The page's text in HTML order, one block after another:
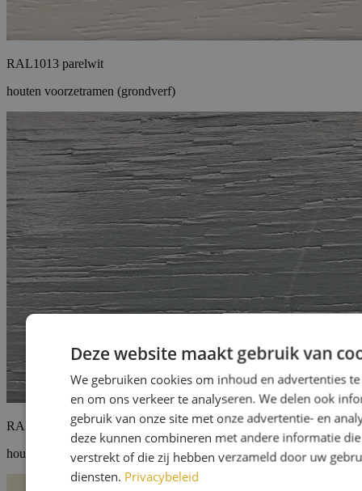
RAL1013 parelwit
houten voorzetramen (grondverf)
RAL7026 granietgrijs
houten voorzetramen (grondverf)
Deze website maakt gebruik van
We gebruiken cookies om inhoud en advertenties
en om ons verkeer te analyseren. We delen ook
gebruik van onze site met onze advertentie- en
deze kunnen combineren met andere informatie
verstrekt of die zij hebben verzameld door uw
diensten. Privacybeleid